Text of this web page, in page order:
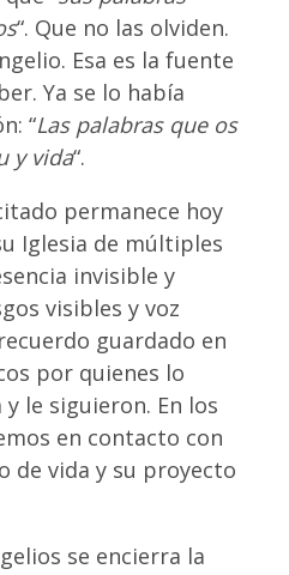
“. Que no las olviden.
Esa es la fuente
Ya se lo había
“Las palabras que os
y vida“.
permanece hoy
Iglesia de múltiples
invisible y
visibles y voz
guardado en
por quienes lo
le siguieron. En los
en contacto con
de vida y su proyecto
se encierra la